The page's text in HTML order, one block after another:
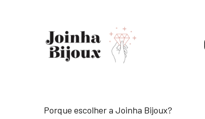
Porque escolher a Joinha Bijoux?